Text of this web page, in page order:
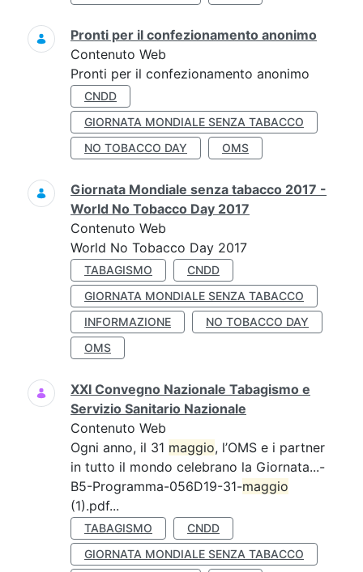
Pronti per il confezionamento anonimo
Contenuto Web
Pronti per il confezionamento anonimo
CNDD
GIORNATA MONDIALE SENZA TABACCO
NO TOBACCO DAY
OMS
Giornata Mondiale senza tabacco 2017 -
World No Tobacco Day 2017
Contenuto Web
World No Tobacco Day 2017
TABAGISMO
CNDD
GIORNATA MONDIALE SENZA TABACCO
INFORMAZIONE
NO TOBACCO DAY
OMS
XXI Convegno Nazionale Tabagismo e
Servizio Sanitario Nazionale
Contenuto Web
Ogni anno, il 31 maggio, l’OMS e i partner
in tutto il mondo celebrano la Giornata...-
B5-Programma-056D19-31-maggio
(1).pdf...
TABAGISMO
CNDD
GIORNATA MONDIALE SENZA TABACCO